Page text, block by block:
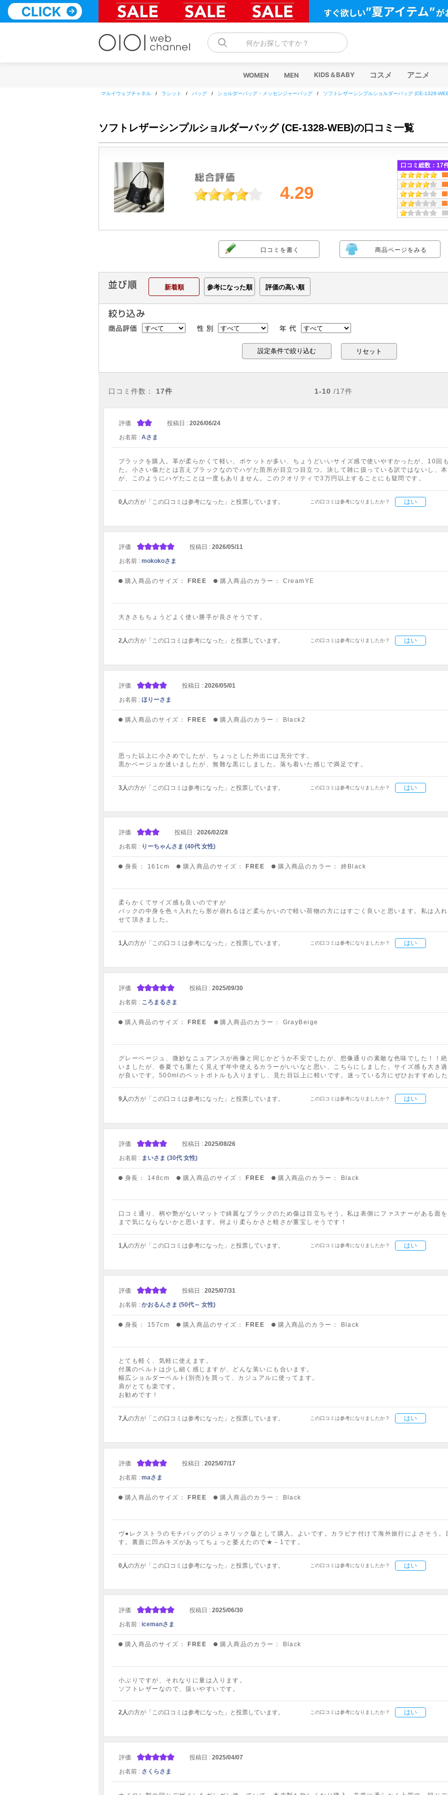
テ
何かお探しですか？
WOMEN MEN KIDS＆BABY コスメ アニメ
マルイウェブチャネル / ラシット / バッグ / ショルダーバッグ・メッセンジャーバッグ / ソフトレザーシンプルショルダーバッグ (CE-1328-
ソフトレザーシンプルショルダーバッグ (CE-1328-WEB)の口コミ一覧
4.29
口コミ総数：17
口コミを書く 商品ページをみる
新着順 参考になった順 評価の高い順
リセット
口コミ件数： 17件 1-10 /17件
評価 投稿日 : 2026/06/24
お名前 : Aさま
ブラックを購入。革が柔らかくて軽い、ポケットが多い、ちょうどいいサイズ感で使いやすかったが、10回
た。小さい傷だとは言えブラックなのでハゲた箇所が目立つ目立つ。決して雑に扱っている訳ではないし、
が、このようにハゲたことは一度もありません。このクオリティで3万円以上することにも疑問です。
この口コミは参考になりましたか？ はい
0人の方が「この口コミは参考になった」と投票しています。
評価 投稿日 : 2026/05/11
お名前 : mokokoさま
購入商品のサイズ： FREE 購入商品のカラー： CreamYE
大きさもちょうどよく使い勝手が良さそうです。
この口コミは参考になりましたか？ はい
2人の方が「この口コミは参考になった」と投票しています。
評価 投稿日 : 2026/05/01
お名前 : ほりーさま
購入商品のサイズ： FREE 購入商品のカラー： Black2
思った以上に小さめでしたが、ちょっとした外出には充分です。
黒かベージュか迷いましたが、無難な黒にしました。落ち着いた感じで満足です。
この口コミは参考になりましたか？ はい
3人の方が「この口コミは参考になった」と投票しています。
評価 投稿日 : 2026/02/28
お名前 : りーちゃんさま (40代 女性)
身長： 161cm 購入商品のサイズ： FREE 購入商品のカラー： 終Black
柔らかくてサイズ感も良いのですが
バックの中身を色々入れたら形が崩れるほど柔らかいので軽い荷物の方にはすごく良いと思います。私は入
せて頂きました。
この口コミは参考になりましたか？ はい
1人の方が「この口コミは参考になった」と投票しています。
評価 投稿日 : 2025/09/30
お名前 : ころまるさま
購入商品のサイズ： FREE 購入商品のカラー： GrayBeige
グレーベージュ、微妙なニュアンスが画像と同じかどうか不安でしたが、想像通りの素敵な色味でした！！
いましたが、春夏でも重たく見えず年中使えるカラーがいいなと思い、こちらにしました。サイズ感も大き
が良いです。500mlのペットボトルも入りますし、見た目以上に軽いです。迷っている方にぜひおすすめした
この口コミは参考になりましたか？ はい
9人の方が「この口コミは参考になった」と投票しています。
評価 投稿日 : 2025/08/26
お名前 : まいさま (30代 女性)
身長： 148cm 購入商品のサイズ： FREE 購入商品のカラー： Black
口コミ通り、柄や艶がないマットで綺麗なブラックのため傷は目立ちそう。私は表側にファスナーがある面
まで気にならないかと思います。何より柔らかさと軽さが重宝しそうです！
この口コミは参考になりましたか？ はい
1人の方が「この口コミは参考になった」と投票しています。
評価 投稿日 : 2025/07/31
お名前 : かおるんさま (50代～ 女性)
身長： 157cm 購入商品のサイズ： FREE 購入商品のカラー： Black
とても軽く、気軽に使えます。
付属のベルトは少し細く感じますが、どんな装いにも合います。
幅広ショルダーベルト(別売)を買って、カジュアルに使ってます。
肩がとても楽です。
お勧めです！
この口コミは参考になりましたか？ はい
7人の方が「この口コミは参考になった」と投票しています。
評価 投稿日 : 2025/07/17
お名前 : maさま
購入商品のサイズ： FREE 購入商品のカラー： Black
ヴ●レクストラのモチバッグのジェネリック版として購入。よいです。カラビナ付けて海外旅行によさそう。
す。裏面に凹みキズがあってちょっと萎えたので★－1です。
この口コミは参考になりましたか？ はい
0人の方が「この口コミは参考になった」と投票しています。
評価 投稿日 : 2025/06/30
お名前 : icemanさま
購入商品のサイズ： FREE 購入商品のカラー： Black
小ぶりですが、それなりに量は入ります。
ソフトレザーなので、扱いやすいです。
この口コミは参考になりましたか？ はい
2人の方が「この口コミは参考になった」と投票しています。
評価 投稿日 : 2025/04/07
お名前 : さくらさま